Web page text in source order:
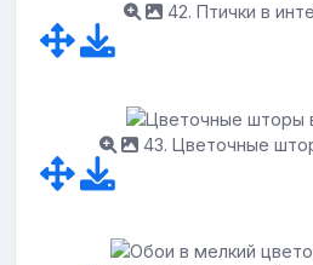
42. Птички в
43. Цветочные